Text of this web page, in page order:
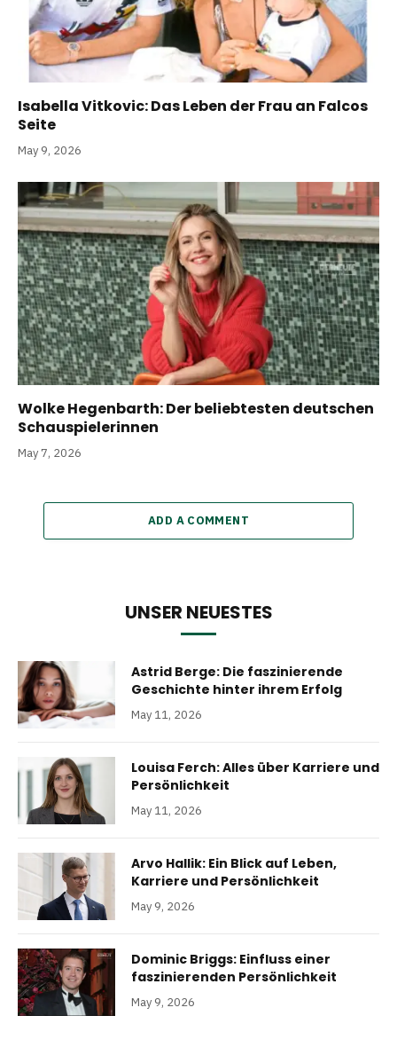
Isabella Vitkovic: Das Leben der Frau an Falcos
Seite
May 9, 2026
Wolke Hegenbarth: Der beliebtesten deutschen
Schauspielerinnen
May 7, 2026
ADD A COMMENT
UNSER NEUESTES
Astrid Berge: Die faszinierende
Geschichte hinter ihrem Erfolg
May 11, 2026
Louisa Ferch: Alles über Karriere und
Persönlichkeit
May 11, 2026
Arvo Hallik: Ein Blick auf Leben,
Karriere und Persönlichkeit
May 9, 2026
Dominic Briggs: Einfluss einer
faszinierenden Persönlichkeit
May 9, 2026